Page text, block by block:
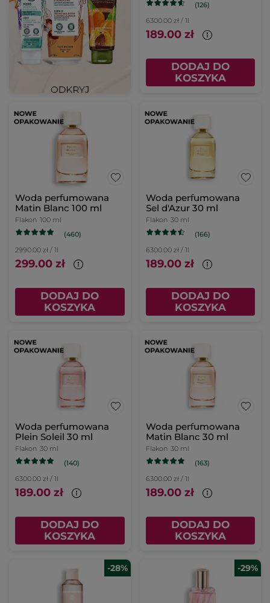
(126)
6300.00 zł / 1l
189.00 zł
DODAJ DO
KOSZYKA
Woda perfumowana
Matin Blanc 100 ml
Flakon 100 ml
(460)
2990.00 zł / 1l
299.00 zł
DODAJ DO
KOSZYKA
Woda perfumowana
Sel d'Azur 30 ml
Flakon 30 ml
(166)
6300.00 zł / 1l
189.00 zł
DODAJ DO
KOSZYKA
Woda perfumowana
Plein Soleil 30 ml
Flakon 30 ml
(140)
6300.00 zł / 1l
189.00 zł
DODAJ DO
KOSZYKA
Woda perfumowana
Matin Blanc 30 ml
Flakon 30 ml
(163)
6300.00 zł / 1l
189.00 zł
DODAJ DO
KOSZYKA
-28% -29%